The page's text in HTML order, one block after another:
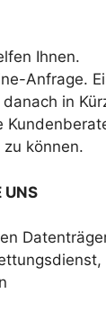
Ihnen.
Anfrage.
in
können.
UNS